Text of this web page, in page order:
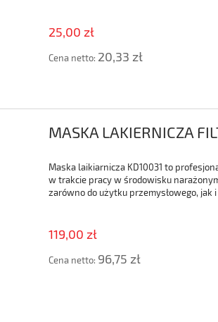
25,00 zł
Cena netto: 20,33 zł
MASKA LAKIERNICZA
Maska laikiarnicza KD10031 to
w trakcie pracy w środowisku
zarówno do użytku przemysłowego, jak
119,00 zł
Cena netto: 96,75 zł